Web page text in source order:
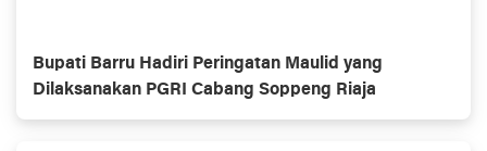
Bupati Barru Hadiri Peringatan Maulid yang
Dilaksanakan PGRI Cabang Soppeng Riaja